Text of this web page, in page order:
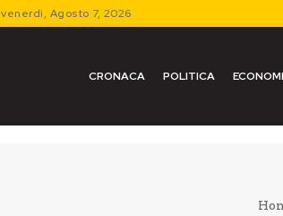
venerdì, Agosto 7, 2026
CRONACA POLITICA